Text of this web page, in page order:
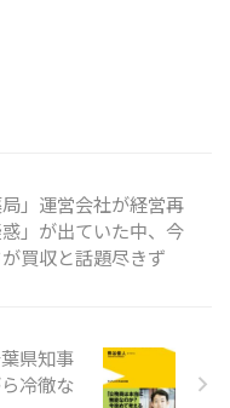
」運営会社が経営再
」が出ていた中、今
買収と話題尽きず
県知事
冷徹な